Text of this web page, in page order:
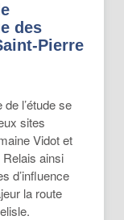
des
Pierre
l’étude se
sites
Vidot et
ainsi
d’influence
la route